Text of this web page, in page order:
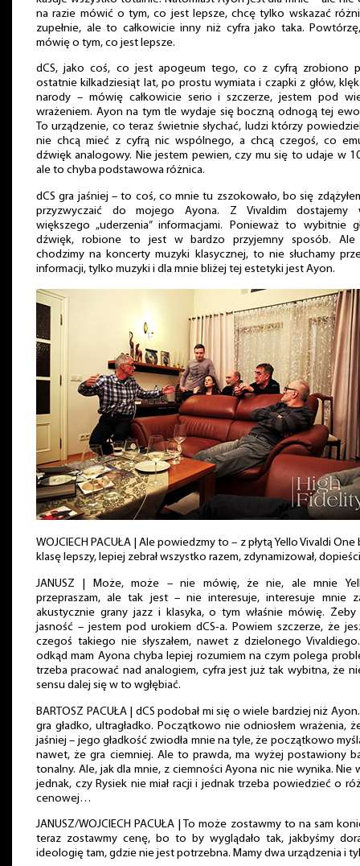
na razie mówić o tym, co jest lepsze, chcę tylko wskazać
zupełnie, ale to całkowicie inny niż cyfra jako taka.
mówię o tym, co jest lepsze.
dCS, jako coś, co jest apogeum tego, co z cyfrą zrobiono
ostatnie kilkadziesiąt lat, po prostu wymiata i czapki z głów,
narody – mówię całkowicie serio i szczerze, jestem pod
wrażeniem. Ayon na tym tle wydaje się boczną odnogą tej
To urządzenie, co teraz świetnie słychać, ludzi którzy
nie chcą mieć z cyfrą nic wspólnego, a chcą czegoś, co
dźwięk analogowy. Nie jestem pewien, czy mu się to udaje w
ale to chyba podstawowa różnica.
dCS gra jaśniej – to coś, co mnie tu zszokowało, bo się
przyzwyczaić do mojego Ayona. Z Vivaldim dostajemy
większego „uderzenia” informacjami. Ponieważ to wybitnie
dźwięk, robione to jest w bardzo przyjemny sposób. Ale
chodzimy na koncerty muzyki klasycznej, to nie słuchamy
informacji, tylko muzyki i dla mnie bliżej tej estetyki jest Ayon.
WOJCIECH PACUŁA | Ale powiedzmy to – z płytą Yello Vivaldi One
klasę lepszy, lepiej zebrał wszystko razem, zdynamizował,
JANUSZ | Może, może – nie mówię, że nie, ale mnie
przepraszam, ale tak jest – nie interesuje, interesuje mnie
akustycznie grany jazz i klasyka, o tym właśnie mówię. Żeby
jasność – jestem pod urokiem dCS-a. Powiem szczerze, że
czegoś takiego nie słyszałem, nawet z dzielonego
odkąd mam Ayona chyba lepiej rozumiem na czym polega
trzeba pracować nad analogiem, cyfra jest już tak wybitna, że
sensu dalej się w to wgłębiać.
BARTOSZ PACUŁA | dCS podobał mi się o wiele bardziej niż
gra gładko, ultragładko. Początkowo nie odniosłem wrażenia,
jaśniej – jego gładkość zwiodła mnie na tyle, że początkowo
nawet, że gra ciemniej. Ale to prawda, ma wyżej postawiony
tonalny. Ale, jak dla mnie, z ciemności Ayona nic nie wynika. Nie
jednak, czy Rysiek nie miał racji i jednak trzeba powiedzieć o
cenowej…
JANUSZ/WOJCIECH PACUŁA | To może zostawmy to na sam
teraz zostawmy cenę, bo to by wyglądało tak, jakbyśmy
ideologię tam, gdzie nie jest potrzebna. Mamy dwa urządzenia i